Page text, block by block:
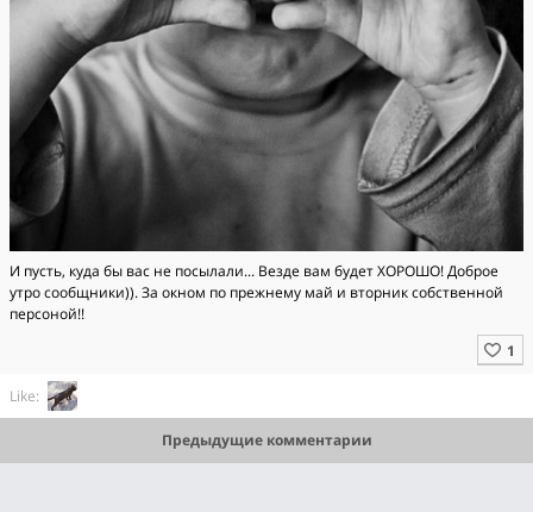
И пусть, куда бы вас не посылали... Везде вам будет ХОРОШО! Доброе
утро сообщники)). За окном по прежнему май и вторник собственной
персоной!!
Like:
Предыдущие комментарии